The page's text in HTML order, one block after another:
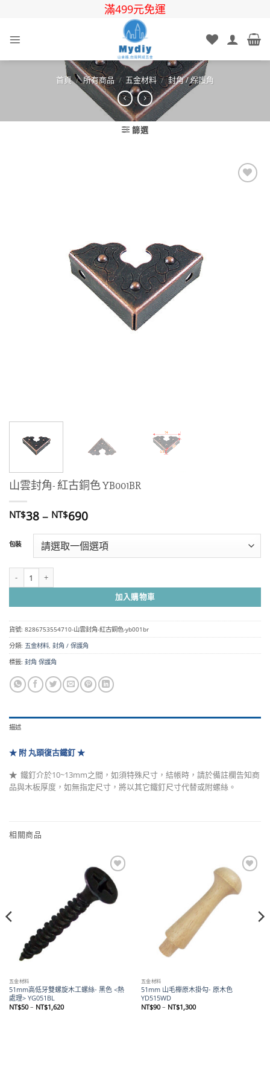
滿499元免運
首頁 / 所有商品 / 五金材料 / 封角 / 保護角
篩選
山雲封角- 紅古銅色 YB001BR
NT$38– NT$690價
範
圍：
NT$38
NT$690
包裝
加入購物車
貨號: 8286753554710-山雲封角-紅古銅色-yb001br
分類: 五金材料, 封角 / 保護角
標籤: 封角 保護角
描述
★ 附 丸頭復古鐵釘 ★
★ 鐵釘介於10~13mm之間， 如須特殊尺寸，結帳時，請於備註欄告知商
品與木板厚度，如無指定尺寸，將以其它鐵釘尺寸代替或附螺絲。
相關商品
Add to
wishlist
五金材料
51mm高低牙雙螺旋木工螺絲- 黑色 <熱
處理> YG051BL
NT$50 – NT$1,620價
格
Add to
wishlist
五金材料
51mm 山毛櫸原木掛勾- 原木色
YD515WD
NT$90 – NT$1,300價
格